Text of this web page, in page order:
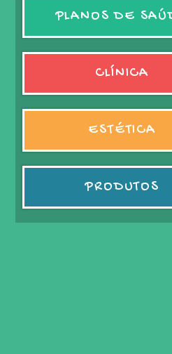
PLANOS DE
CLÍNICA
ESTÉTICA
PRODUTOS